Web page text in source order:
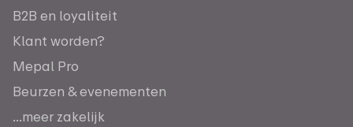
B2B en loyaliteit
Klant worden?
Mepal Pro
Beurzen & evenementen
...meer zakelijk